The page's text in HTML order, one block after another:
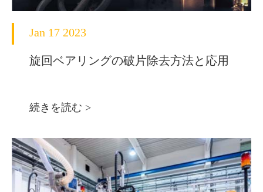
Jan 17 2023
旋回ベアリングの破片除去方法と応用
続きを読む >